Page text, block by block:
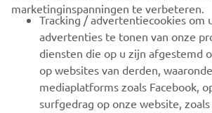
MEER YAMAHA
ONDERSTEUNING
NIEUWSBRIEF
marketinginspanningen te verbeteren.
Tracking / advertentiecookies om
advertenties te tonen van onze
diensten die op u zijn afgestemd
op websites van derden,
mediaplatforms zoals Facebook,
surfgedrag op onze website,